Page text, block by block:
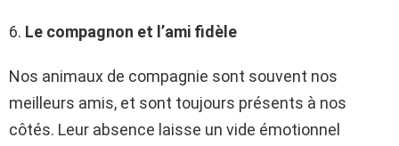
6. Le compagnon et l’ami fidèle
Nos animaux de compagnie sont souvent nos
meilleurs amis, et sont toujours présents à nos
côtés. Leur absence laisse un vide émotionnel